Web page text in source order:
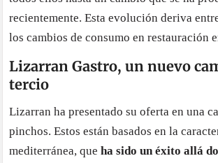
recientemente. Esta evolución deriva
los cambios de consumo en restauración
Lizarran Gastro, un nuevo
tercio
Lizarran ha presentado su oferta en una
pinchos. Estos están basados en la
mediterránea, queha sido un éxito allá